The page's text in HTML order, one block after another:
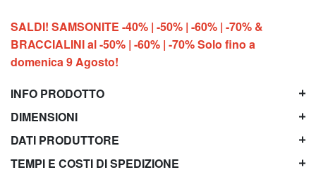
SALDI! SAMSONITE -40% | -50% | -60% | -70% &
BRACCIALINI al -50% | -60% | -70% Solo fino a
domenica 9 Agosto!
INFO PRODOTTO
DIMENSIONI
DATI PRODUTTORE
TEMPI E COSTI DI SPEDIZIONE